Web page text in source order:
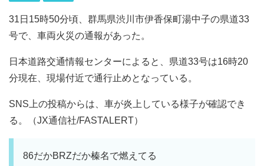
31日15時50分頃、群馬県渋川市伊香保町湯中子の県道33
号で、車両火災の通報があった。
日本道路交通情報センターによると、県道33号は16時20
分現在、現場付近で通行止めとなっている。
SNS上の投稿からは、車が炎上している様子が確認でき
る。（JX通信社/FASTALERT）
86だかBRZだか榛名で燃えてる